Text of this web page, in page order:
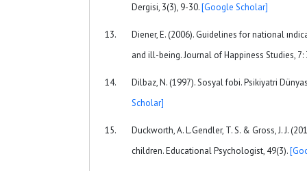
Dergisi, 3(3), 9-30.[Google Scholar]
Diener, E. (2006). Guidelines for national
and ill-being. Journal of Happiness Studies,
Dilbaz, N. (1997). Sosyal fobi. Psikiyatri
Scholar]
Duckworth, A. L.Gendler, T. S. & Gross, J. J.
children. Educational Psychologist, 49(3).